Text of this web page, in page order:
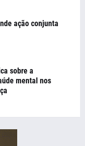
ação conjunta
sobre a
mental nos